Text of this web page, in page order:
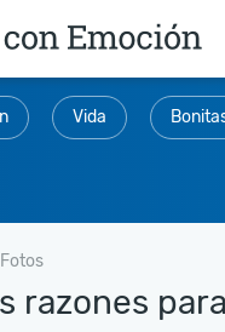
Vida
razones